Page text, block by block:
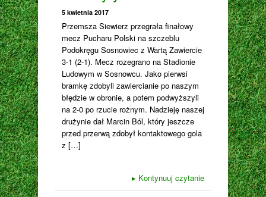
5 kwietnia 2017
Przemsza Siewierz przegrała finałowy
mecz Pucharu Polski na szczeblu
Podokręgu Sosnowiec z Wartą Zawiercie
3-1 (2-1). Mecz rozegrano na Stadionie
Ludowym w Sosnowcu. Jako pierwsi
bramkę zdobyli zawiercianie po naszym
błędzie w obronie, a potem podwyższyli
na 2-0 po rzucie rożnym. Nadzieję naszej
drużynie dał Marcin Ból, który jeszcze
przed przerwą zdobył kontaktowego gola
z […]
▸ Kontynuuj czytanie